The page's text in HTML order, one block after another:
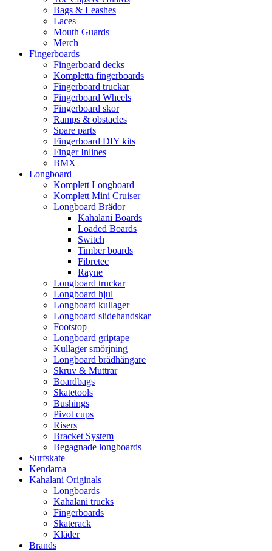
Bags & Leashes
Laces
Mouth Guards
Merch
Fingerboards
Fingerboard decks
Kompletta fingerboards
Fingerboard truckar
Fingerboard Wheels
Fingerboard skor
Ramps & obstacles
Spare parts
Fingerboard DIY kits
Finger Inlines
BMX
Longboard
Komplett Longboard
Komplett Mini Cruiser
Longboard Brädor
Kahalani Boards
Loaded Boards
Switch
Timber boards
Fibretec
Rayne
Longboard truckar
Longboard hjul
Longboard kullager
Longboard slidehandskar
Footstop
Longboard griptape
Kullager smörjning
Longboard brädhängare
Skruv & Muttrar
Boardbags
Skatetools
Bushings
Pivot cups
Risers
Bracket System
Begagnade longboards
Surfskate
Kendama
Kahalani Originals
Longboards
Kahalani trucks
Fingerboards
Skaterack
Kläder
Brands